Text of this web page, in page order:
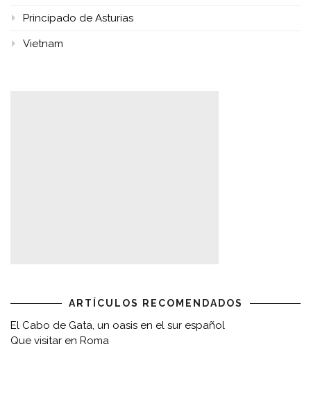
Principado de Asturias
Vietnam
ARTÍCULOS RECOMENDADOS
El Cabo de Gata, un oasis en el sur español
Que visitar en Roma